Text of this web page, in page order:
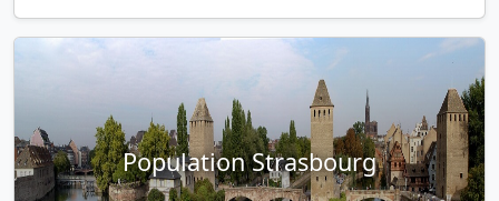
Population Strasbourg